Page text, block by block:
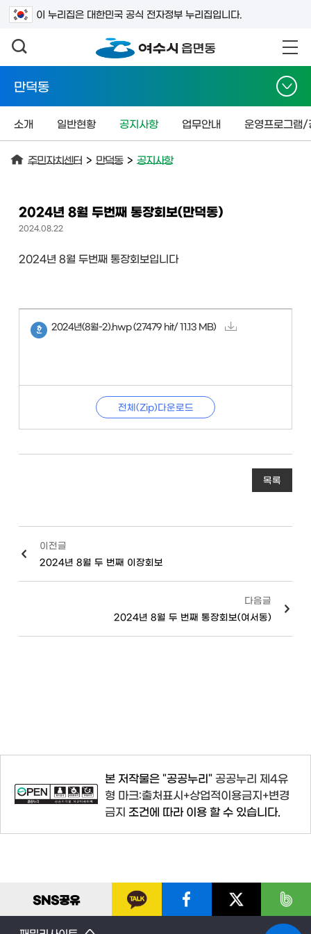
이 누리집은 대한민국 공식 전자정부 누리집입니다.
검색어를 입력하세요
만덕동
소개 일반현황 공지사항 업무안내 운영프로그램/
주민자치센터 > 만덕동 > 공지사항
2024년 8월 두번째 통장회보(만덕동)
2024.08.22
2024년 8월 두번째 통장회보입니다
2024년(8월-2).hwp (27479 hit/ 11.13 MB)
전체(Zip)다운로드
목록
이전글
2024년 8월 두 번째 이장회보
다음글
2024년 8월 두 번째 통장회보(여서동)
본 저작물은 "공공누리" 공공누리 제4유
형 마크:출처표시+상업적이용금지+변경
금지 조건에 따라 이용 할 수 있습니다.
SNS공유